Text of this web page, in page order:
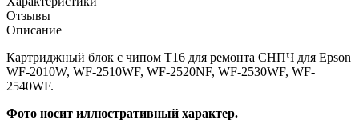
Отзывы
Описание
Картриджный блок с чипом T16 для ремонта СНПЧ для Epson
WF-2010W, WF-2510WF, WF-2520NF, WF-2530WF, WF-
2540WF.
Фото носит иллюстративный характер.